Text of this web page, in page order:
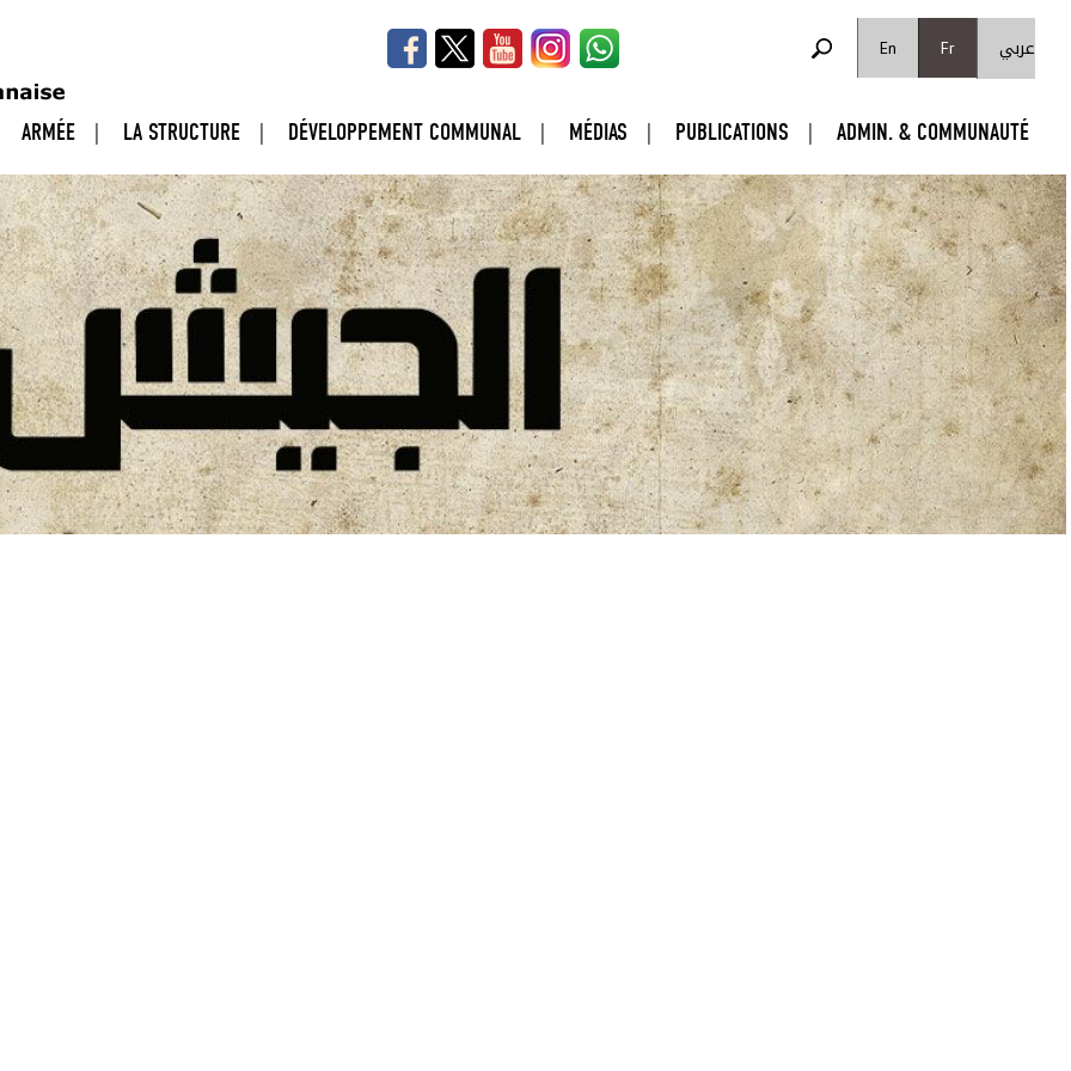
En
Fr عربي FORMULAIRE DE RECHERCHE
ARMÉE LA STRUCTURE DÉVELOPPEMENT COMMUNAL MÉDIAS PUBLICATIONS ADMIN. & COMMUNAUTÉ